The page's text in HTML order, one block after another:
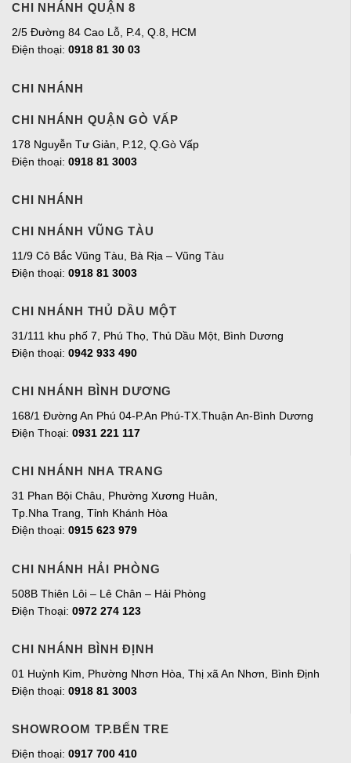
CHI NHÁNH QUẬN 8
2/5 Đường 84 Cao Lỗ, P.4, Q.8, HCM
Điện thoại: 0918 81 30 03
CHI NHÁNH
CHI NHÁNH QUẬN GÒ VẤP
178 Nguyễn Tư Giản, P.12, Q.Gò Vấp
Điện thoại: 0918 81 3003
CHI NHÁNH
CHI NHÁNH VŨNG TÀU
11/9 Cô Bắc Vũng Tàu, Bà Rịa – Vũng Tàu
Điện thoại: 0918 81 3003
CHI NHÁNH THỦ DẦU MỘT
31/111 khu phố 7, Phú Thọ, Thủ Dầu Một, Bình Dương
Điện thoại: 0942 933 490
CHI NHÁNH BÌNH DƯƠNG
168/1 Đường An Phú 04-P.An Phú-TX.Thuận An-Bình Dương
Điện Thoại: 0931 221 117
CHI NHÁNH NHA TRANG
31 Phan Bội Châu, Phường Xương Huân,
Tp.Nha Trang, Tỉnh Khánh Hòa
Điện thoại: 0915 623 979
CHI NHÁNH HẢI PHÒNG
508B Thiên Lôi – Lê Chân – Hải Phòng
Điện Thoại: 0972 274 123
CHI NHÁNH BÌNH ĐỊNH
01 Huỳnh Kim, Phường Nhơn Hòa, Thị xã An Nhơn, Bình Định
Điện thoại: 0918 81 3003
SHOWROOM TP.BẾN TRE
Điện thoại: 0917 700 410